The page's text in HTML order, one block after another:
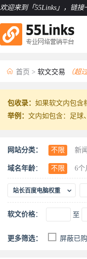
欢迎来到「55Links」 ，链接
 首页 > 软文交易 （超
包收录： 如果软文内包含
举例： 文内如包含：足球
网站分类： 不限 新
动物宠物
工艺礼品
域名年龄： 不限 6个
站长百度电脑权重 
软文价格： 至
更多筛选： 屏蔽已